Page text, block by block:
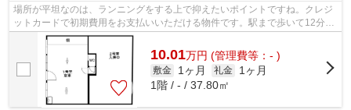
場所が平坦なのは、ランニングをする上で抑えたいポイントですね。クレジ
ットカードで初期費用をお支払いいただける物件です。駅まで歩いて12分ほ
どの、魅力的な立地の物件です。近く...
10.01万円 (管理費等：- )
敷金 1ヶ月 礼金
1ヶ月
1階 / - / 37.80㎡